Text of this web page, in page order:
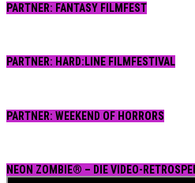
PARTNER: FANTASY FILMFEST
PARTNER: HARD:LINE FILMFESTIVAL
PARTNER: WEEKEND OF HORRORS
NEON ZOMBIE® – DIE VIDEO-